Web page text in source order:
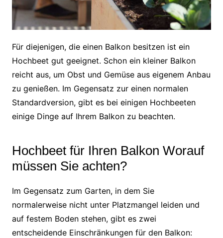
Für diejenigen, die einen Balkon besitzen ist ein
Hochbeet gut geeignet. Schon ein kleiner Balkon
reicht aus, um Obst und Gemüse aus eigenem Anbau
zu genießen. Im Gegensatz zur einen normalen
Standardversion, gibt es bei einigen Hochbeeten
einige Dinge auf Ihrem Balkon zu beachten.
Hochbeet für Ihren Balkon Worauf
müssen Sie achten?
Im Gegensatz zum Garten, in dem Sie
normalerweise nicht unter Platzmangel leiden und
auf festem Boden stehen, gibt es zwei
entscheidende Einschränkungen für den Balkon: